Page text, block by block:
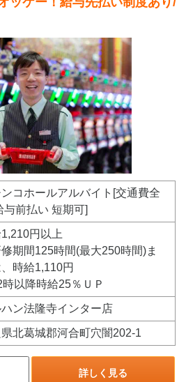
コホールアルバイト[交通費全
与前払い 短期可]
円以上
期間125時間(最大250時間)ま
時給1,110円
以降時給25％ＵＰ
ン法隆寺インター店
北葛城郡河合町穴闇202-1
詳しく見る